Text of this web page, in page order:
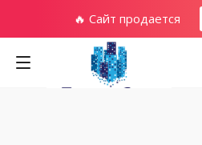
🔥 Сайт продается